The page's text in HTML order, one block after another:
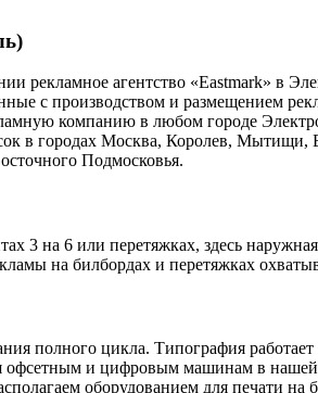
рекламное агентство «Eastmark» в
с производством и размещением
компанию в любом городе
в городах Москва, Королев,
Подмосковья.
на 6 или перетяжках, здесь наружная
на билбордах и перетяжках
полного цикла. Типография
и цифровым машинам в
оборудованием для печати